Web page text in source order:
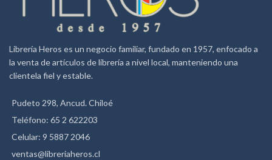
Librería Heros es un negocio familiar, fundado en 1957, enfocado a
la venta de artículos de librería a nivel local, manteniendo una
clientela fiel y estable.
Pudeto 298, Ancud. Chiloé
Teléfono: 65 2 622203
Celular: 9 5887 2046
ventas@libreriaheros.cl